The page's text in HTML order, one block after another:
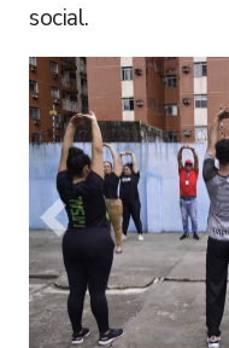
social.
Previous